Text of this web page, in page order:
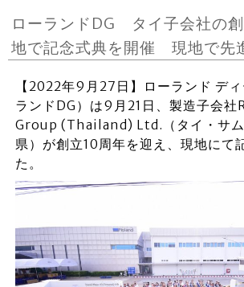
ローランドDG タイ子会社の
地で記念式典を開催 現地で先
【2022年9月27日】ローランド デ
ランドDG）は9月21日、製造子会
Group (Thailand) Ltd.（タイ・サム
県）が創立10周年を迎え、現地にて
た。